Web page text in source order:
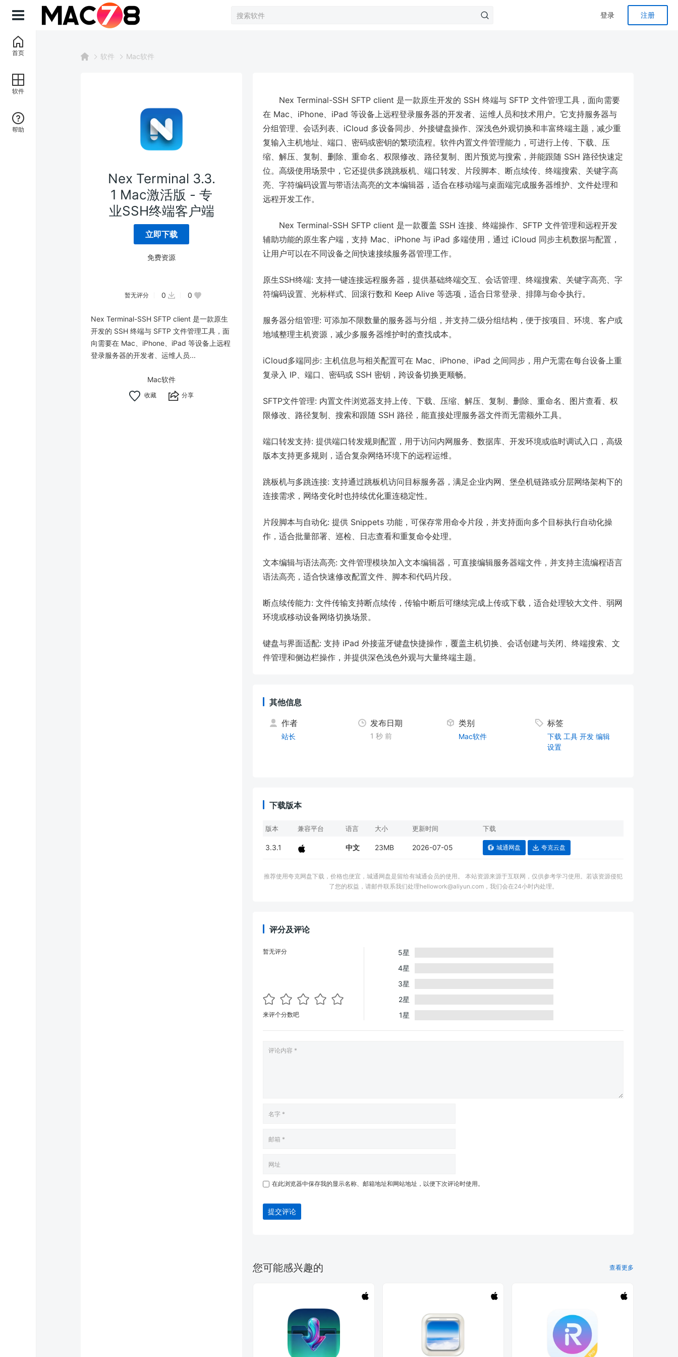
登录 注册
软件 Mac软件
Nex Terminal 3.3.
1 Mac激活版 - 专
业SSH终端客户端
立即下载
免费资源
暂无评分 0 0
Nex Terminal-SSH SFTP client 是一款原生
开发的 SSH 终端与 SFTP 文件管理工具，面
向需要在 Mac、iPhone、iPad 等设备上远程
登录服务器的开发者、运维人员...
Mac软件
分享
Nex Terminal-SSH SFTP client 是一款原生开发的 SSH 终端与 SFTP 文件管理工具，面向需要
在 Mac、iPhone、iPad 等设备上远程登录服务器的开发者、运维人员和技术用户。它支持服务器与
分组管理、会话列表、iCloud 多设备同步、外接键盘操作、深浅色外观切换和丰富终端主题，减少重
复输入主机地址、端口、密码或密钥的繁琐流程。软件内置文件管理能力，可进行上传、下载、压
缩、解压、复制、删除、重命名、权限修改、路径复制、图片预览与搜索，并能跟随 SSH 路径快速定
位。高级使用场景中，它还提供多跳跳板机、端口转发、片段脚本、断点续传、终端搜索、关键字高
亮、字符编码设置与带语法高亮的文本编辑器，适合在移动端与桌面端完成服务器维护、文件处理和
远程开发工作。
Nex Terminal-SSH SFTP client 是一款覆盖 SSH 连接、终端操作、SFTP 文件管理和远程开发
辅助功能的原生客户端，支持 Mac、iPhone 与 iPad 多端使用，通过 iCloud 同步主机数据与配置，
让用户可以在不同设备之间快速接续服务器管理工作。
原生SSH终端: 支持一键连接远程服务器，提供基础终端交互、会话管理、终端搜索、关键字高亮、字
符编码设置、光标样式、回滚行数和 Keep Alive 等选项，适合日常登录、排障与命令执行。
服务器分组管理: 可添加不限数量的服务器与分组，并支持二级分组结构，便于按项目、环境、客户或
地域整理主机资源，减少多服务器维护时的查找成本。
iCloud多端同步: 主机信息与相关配置可在 Mac、iPhone、iPad 之间同步，用户无需在每台设备上重
复录入 IP、端口、密码或 SSH 密钥，跨设备切换更顺畅。
SFTP文件管理: 内置文件浏览器支持上传、下载、压缩、解压、复制、删除、重命名、图片查看、权
限修改、路径复制、搜索和跟随 SSH 路径，能直接处理服务器文件而无需额外工具。
端口转发支持: 提供端口转发规则配置，用于访问内网服务、数据库、开发环境或临时调试入口，高级
版本支持更多规则，适合复杂网络环境下的远程运维。
跳板机与多跳连接: 支持通过跳板机访问目标服务器，满足企业内网、堡垒机链路或分层网络架构下的
连接需求，网络变化时也持续优化重连稳定性。
片段脚本与自动化: 提供 Snippets 功能，可保存常用命令片段，并支持面向多个目标执行自动化操
作，适合批量部署、巡检、日志查看和重复命令处理。
文本编辑与语法高亮: 文件管理模块加入文本编辑器，可直接编辑服务器端文件，并支持主流编程语言
语法高亮，适合快速修改配置文件、脚本和代码片段。
断点续传能力: 文件传输支持断点续传，传输中断后可继续完成上传或下载，适合处理较大文件、弱网
环境或移动设备网络切换场景。
键盘与界面适配: 支持 iPad 外接蓝牙键盘快捷操作，覆盖主机切换、会话创建与关闭、终端搜索、文
件管理和侧边栏操作，并提供深色浅色外观与大量终端主题。
其他信息
作者
站长
发布日期
1 秒 前
类别
Mac软件
标签
下载 工具 开发 编辑
设置
下载版本
版本 兼容平台 语言 大小 更新时间 下载
3.3.1 中文 23MB 2026-07-05 城通网盘 夸克云盘
推荐使用夸克网盘下载，价格也便宜，城通网盘是留给有城通会员的使用。 本站资源来源于互联网，仅供参考学习使用。若该资源侵犯
了您的权益，请邮件联系我们处理hellowork@aliyun.com，我们会在24小时内处理。
评分及评论
暂无评分
来评个分数吧
5星
4星
3星
2星
1星
在此浏览器中保存我的显示名称、邮箱地址和网站地址，以便下次评论时使用。
提交评论
您可能感兴趣的 查看更多
首页
软件
帮助